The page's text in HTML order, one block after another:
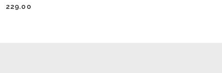
Cena:
229.00